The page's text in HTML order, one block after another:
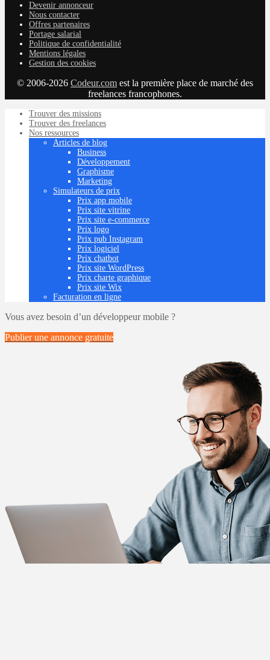
Devenir annonceur
Nous contacter
Offres partenaires
Portage salarial
Politique de confidentialité
Mentions légales
Gestion des cookies
© 2006-2026 Codeur.com est la première place de marché des
freelances francophones.
Trouver des missions
Trouver des freelances
Nos ressources
Articles de blog
Business
Développement
Graphisme
Marketing
Simulateurs de prix
Prix app mobile
Prix site vitrine
Prix site e-commerce
Prix logo
Prix pub Instagram
Prix logiciel
Prix chatbot
Prix site WordPress
Prix charte graphique
Prix site Wix
Facturation en ligne
Vous avez besoin d’un développeur mobile ?
Publier une annonce gratuite